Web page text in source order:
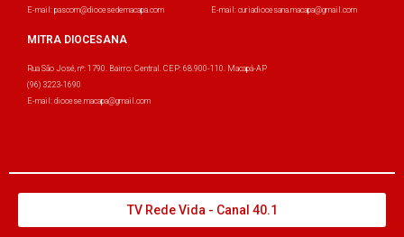
E-mail: pascom@diocesedemacapa.com
E-mail: curiadiocesana.macapa@gmail.com
MITRA DIOCESANA
Rua São José, nº: 1790. Bairro: Central. CEP: 68.900-110. Macapá-AP
(96) 3223-1690
E-mail: diocese.macapa@gmail.com
TV Rede Vida - Canal 40.1